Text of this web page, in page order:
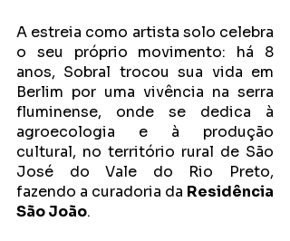
A estreia como artista solo celebra
o seu próprio movimento: há 8
anos, Sobral trocou sua vida em
Berlim por uma vivência na serra
fluminense, onde se dedica à
agroecologia e à produção
cultural, no território rural de São
José do Vale do Rio Preto,
fazendo a curadoria da Residência
São João.